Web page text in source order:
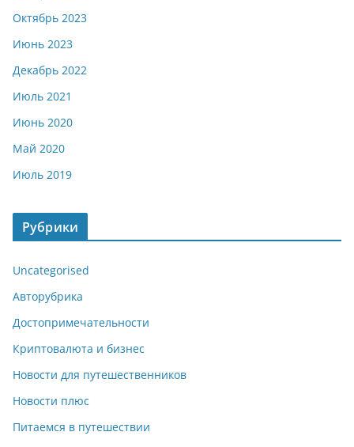
Октябрь 2023
Июнь 2023
Декабрь 2022
Июль 2021
Июнь 2020
Май 2020
Июль 2019
Рубрики
Uncategorised
Авторубрика
Достопримечательности
Криптовалюта и бизнес
Новости для путешественников
Новости плюс
Питаемся в путешествии